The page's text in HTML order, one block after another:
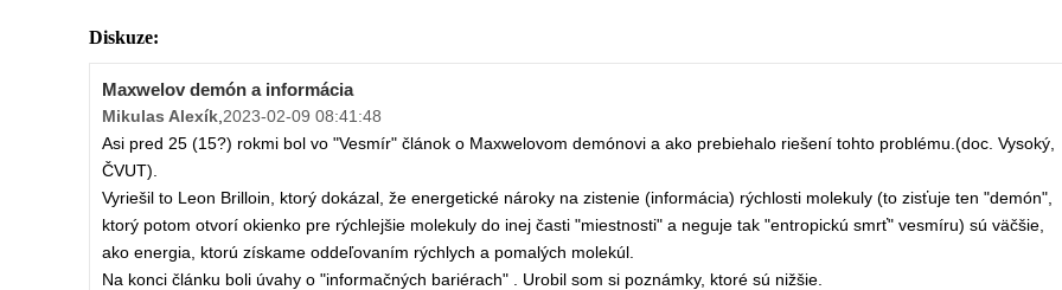
Diskuze:
Maxwelov demón a informácia
Mikulas Alexík, 2023-02-09 08:41:48
Asi pred 25 (15?) rokmi bol vo "Vesmír" článok o Maxwelovom demónovi a ako prebiehalo riešení tohto problému.(doc. Vysoký,
ČVUT).
Vyriešil to Leon Brilloin, ktorý dokázal, že energetické nároky na zistenie (informácia) rýchlosti molekuly (to zisťuje ten "demón",
ktorý potom otvorí okienko pre rýchlejšie molekuly do inej časti "miestnosti" a neguje tak "entropickú smrť" vesmíru) sú väčšie,
ako energia, ktorú získame oddeľovaním rýchlych a pomalých molekúl.
Na konci článku boli úvahy o "informačných bariérach" . Urobil som si poznámky, ktoré sú nižšie.